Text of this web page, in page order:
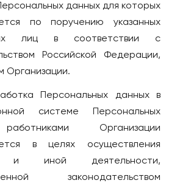
данных для которых
по поручению указанных
лиц в соответствии с
Российской Федерации,
Организации.
Персональных данных в
системе Персональных
Организации
в целях осуществления
и иной деятельности,
законодательством